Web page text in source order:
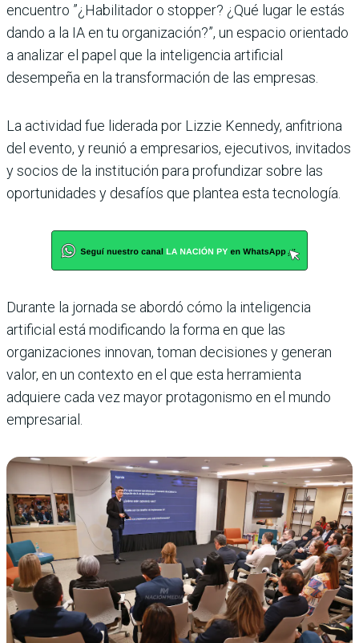
encuentro ”¿Habilitador o stopper? ¿Qué lugar le estás
dando a la IA en tu organización?”, un espacio orientado
a analizar el papel que la inteligencia artificial
desempeña en la transformación de las empresas.
La actividad fue liderada por Lizzie Kennedy, anfitriona
del evento, y reunió a empresarios, ejecutivos, invitados
y socios de la institución para profundizar sobre las
oportunidades y desafíos que plantea esta tecnología.
Durante la jornada se abordó cómo la inteligencia
artificial está modificando la forma en que las
organizaciones innovan, toman decisiones y generan
valor, en un contexto en el que esta herramienta
adquiere cada vez mayor protagonismo en el mundo
empresarial.